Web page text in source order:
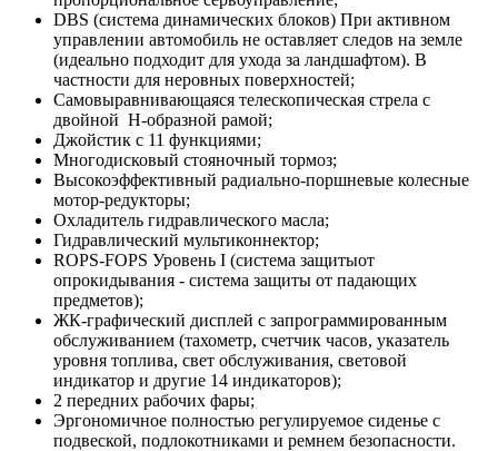
DBS (система динамических блоков) При активном
управлении автомобиль не оставляет следов на земле
(идеально подходит для ухода за ландшафтом). В
частности для неровных поверхностей;
Самовыравнивающаяся телескопическая стрела с
двойной H-образной рамой;
Джойстик с 11 функциями;
Многодисковый стояночный тормоз;
Высокоэффективный радиально-поршневые колесные
мотор-редукторы;
Охладитель гидравлического масла;
Гидравлический мультиконнектор;
ROPS-FOPS Уровень I (система защитыот
опрокидывания - система защиты от падающих
предметов);
ЖК-графический дисплей с запрограммированным
обслуживанием (тахометр, счетчик часов, указатель
уровня топлива, свет обслуживания, световой
индикатор и другие 14 индикаторов);
2 передних рабочих фары;
Эргономичное полностью регулируемое сиденье с
подвеской, подлокотниками и ремнем безопасности.